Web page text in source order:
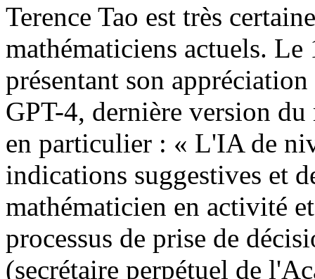
Terence Tao est très
mathématiciens actuels.
présentant son
GPT-4, dernière version
en particulier : « L'IA de
indications suggestives et
mathématicien en activité
processus de prise de
(secrétaire perpétuel de